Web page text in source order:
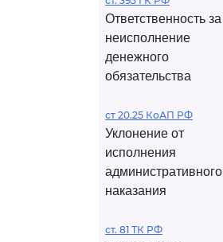
Ответственность за
неисполнение
денежного
обязательства
ст 20.25 КоАП РФ
Уклонение от
исполнения
административного
наказания
ст. 81 ТК РФ